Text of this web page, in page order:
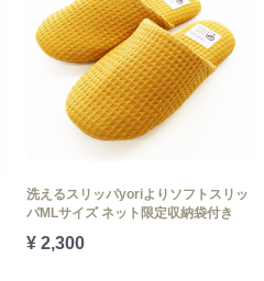
洗えるスリッパyoriよりソフトスリッ
パMLサイズ ネット限定収納袋付き
¥ 2,300